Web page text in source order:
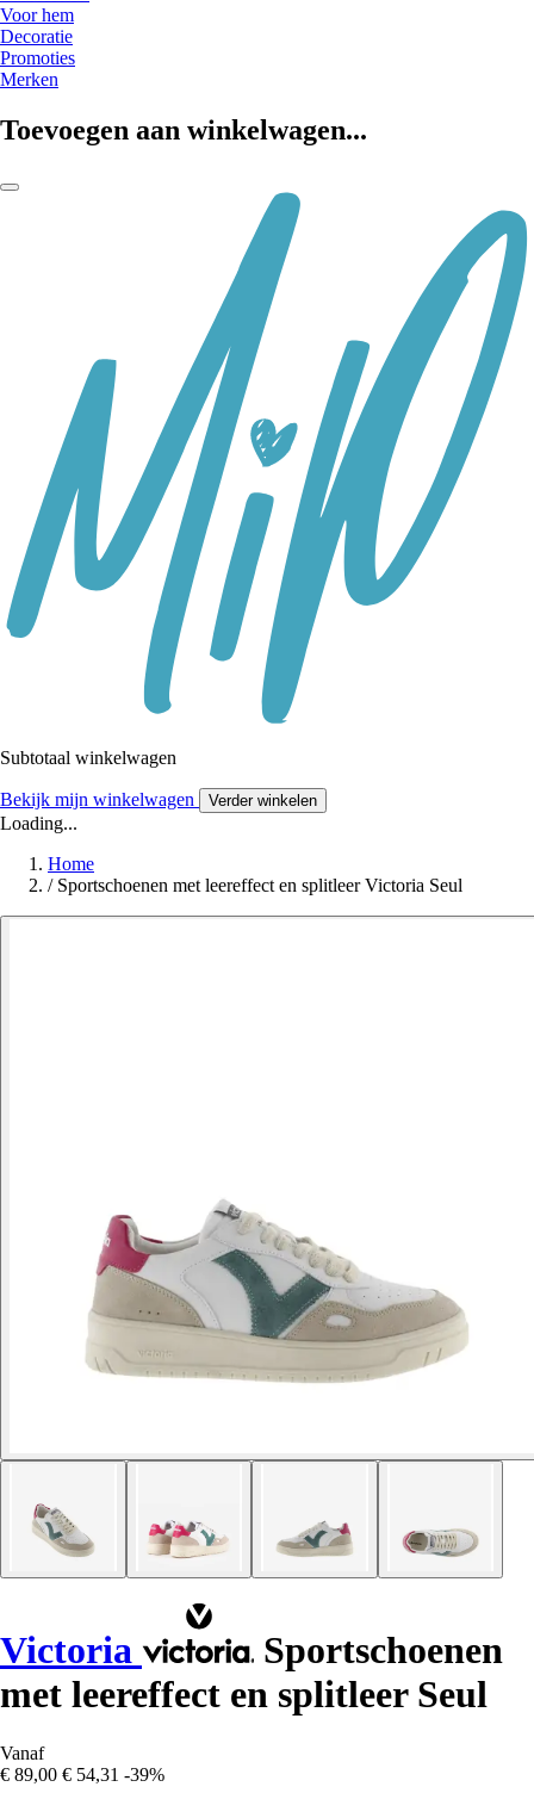
Voor hem
Decoratie
Promoties
Merken
Toevoegen aan winkelwagen...
Subtotaal winkelwagen
Bekijk mijn winkelwagen Verder winkelen
Loading...
Home
/ Sportschoenen met leereffect en splitleer Victoria Seul
Victoria
Sportschoenen
met leereffect en splitleer Seul
Vanaf
€ 89,00 € 54,31 -39%